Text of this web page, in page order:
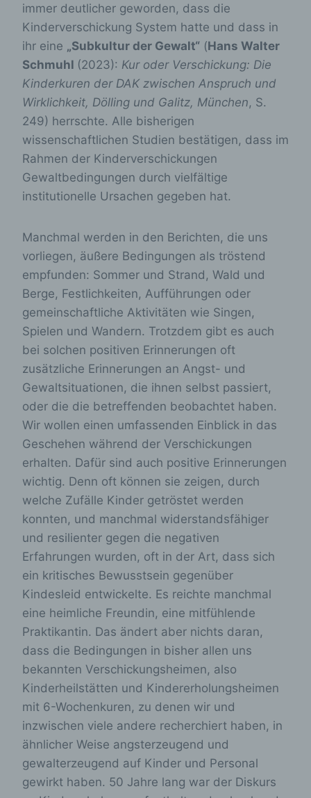
immer deutlicher geworden, dass die
Kinderverschickung System hatte und dass in
ihr eine „Subkultur der Gewalt“ (Hans Walter
Schmuhl (2023): Kur oder Verschickung: Die
Kinderkuren der DAK zwischen Anspruch und
Wirklichkeit, Dölling und Galitz, München, S.
249) herrschte. Alle bisherigen
wissenschaftlichen Studien bestätigen, dass im
Rahmen der Kinderverschickungen
Gewaltbedingungen durch vielfältige
institutionelle Ursachen gegeben hat.
Manchmal werden in den Berichten, die uns
vorliegen, äußere Bedingungen als tröstend
empfunden: Sommer und Strand, Wald und
Berge, Festlichkeiten, Aufführungen oder
gemeinschaftliche Aktivitäten wie Singen,
Spielen und Wandern. Trotzdem gibt es auch
bei solchen positiven Erinnerungen oft
zusätzliche Erinnerungen an Angst- und
Gewaltsituationen, die ihnen selbst passiert,
oder die die betreffenden beobachtet haben.
Wir wollen einen umfassenden Einblick in das
Geschehen während der Verschickungen
erhalten. Dafür sind auch positive Erinnerungen
wichtig. Denn oft können sie zeigen, durch
welche Zufälle Kinder getröstet werden
konnten, und manchmal widerstandsfähiger
und resilienter gegen die negativen
Erfahrungen wurden, oft in der Art, dass sich
ein kritisches Bewusstsein gegenüber
Kindesleid entwickelte. Es reichte manchmal
eine heimliche Freundin, eine mitfühlende
Praktikantin. Das ändert aber nichts daran,
dass die Bedingungen in bisher allen uns
bekannten Verschickungsheimen, also
Kinderheilstätten und Kindererholungsheimen
mit 6-Wochenkuren, zu denen wir und
inzwischen viele andere recherchiert haben, in
ähnlicher Weise angsterzeugend und
gewalterzeugend auf Kinder und Personal
gewirkt haben. 50 Jahre lang war der Diskurs